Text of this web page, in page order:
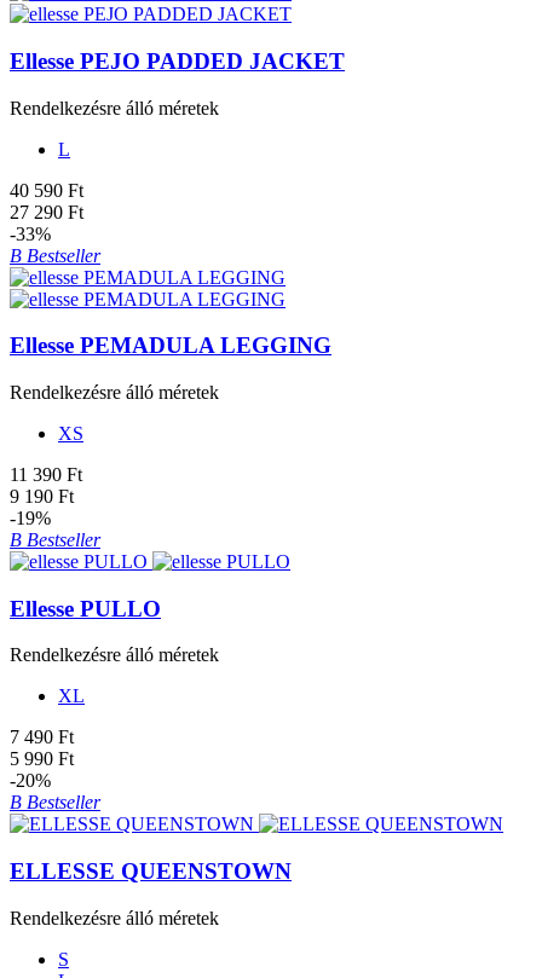
Ellesse PEJO PADDED JACKET
Rendelkezésre álló méretek
L
40 590 Ft
27 290 Ft
-33%
B Bestseller
Ellesse PEMADULA LEGGING
Rendelkezésre álló méretek
XS
11 390 Ft
9 190 Ft
-19%
B Bestseller
Ellesse PULLO
Rendelkezésre álló méretek
XL
7 490 Ft
5 990 Ft
-20%
B Bestseller
ELLESSE QUEENSTOWN
Rendelkezésre álló méretek
S